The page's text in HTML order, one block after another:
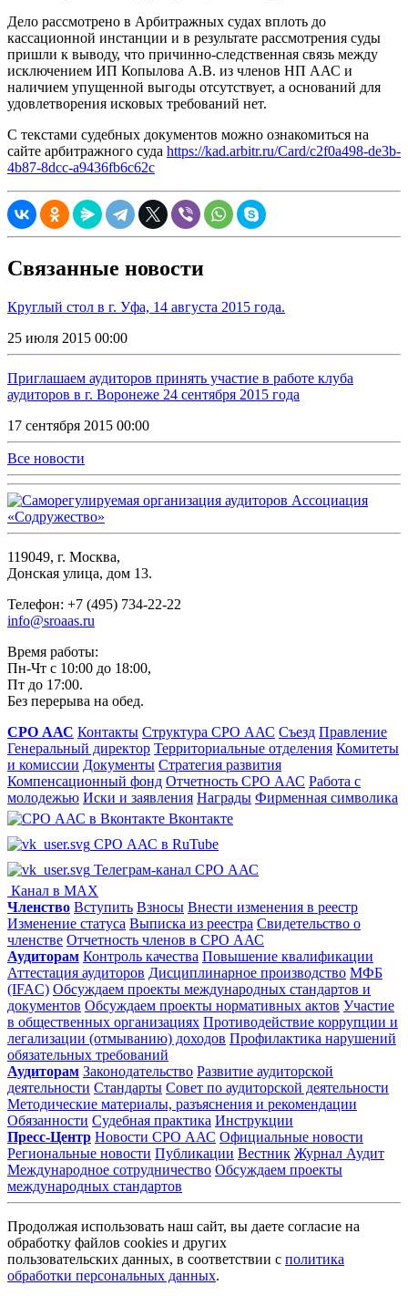
Дело рассмотрено в Арбитражных судах вплоть до
кассационной инстанции и в результате рассмотрения суды
пришли к выводу, что причинно-следственная связь между
исключением ИП Копылова А.В. из членов НП ААС и
наличием упущенной выгоды отсутствует, а оснований для
удовлетворения исковых требований нет.
С текстами судебных документов можно ознакомиться на
сайте арбитражного суда https://kad.arbitr.ru/Card/c2f0a498-de3b-
4b87-8dcc-a9436fb6c62c
Связанные новости
Круглый стол в г. Уфа, 14 августа 2015 года.
25 июля 2015 00:00
Приглашаем аудиторов принять участие в работе клуба
аудиторов в г. Воронеже 24 сентября 2015 года
17 сентября 2015 00:00
Все новости
119049, г. Москва,
Донская улица, дом 13.
Телефон: +7 (495) 734-22-22
info@sroaas.ru
Время работы:
Пн-Чт с 10:00 до 18:00,
Пт до 17:00.
Без перерыва на обед.
СРО ААС Контакты Структура СРО ААС Съезд Правление
Генеральный директор Территориальные отделения Комитеты
и комиссии Документы Стратегия развития
Компенсационный фонд Отчетность СРО ААС Работа с
молодежью Иски и заявления Награды Фирменная символика
Вконтакте
СРО ААС в RuTube
Телеграм-канал СРО ААС
Канал в MAX
Членство Вступить Взносы Внести изменения в реестр
Изменение статуса Выписка из реестра Свидетельство о
членстве Отчетность членов в СРО ААС
Аудиторам Контроль качества Повышение квалификации
Аттестация аудиторов Дисциплинарное производство МФБ
(IFAC) Обсуждаем проекты международных стандартов и
документов Обсуждаем проекты нормативных актов Участие
в общественных организациях Противодействие коррупции и
легализации (отмыванию) доходов Профилактика нарушений
обязательных требований
Аудиторам Законодательство Развитие аудиторской
деятельности Стандарты Совет по аудиторской деятельности
Методические материалы, разъяснения и рекомендации
Обязанности Судебная практика Инструкции
Пресс-Центр Новости СРО ААС Официальные новости
Региональные новости Публикации Вестник Журнал Аудит
Международное сотрудничество Обсуждаем проекты
международных стандартов
Продолжая использовать наш сайт, вы даете согласие на
обработку файлов cookies и других
пользовательских данных, в соответствии с политика
обработки персональных данных.